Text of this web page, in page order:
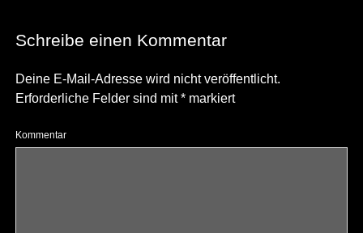
Schreibe einen Kommentar
Deine E-Mail-Adresse wird nicht veröffentlicht.
Erforderliche Felder sind mit*markiert
Kommentar